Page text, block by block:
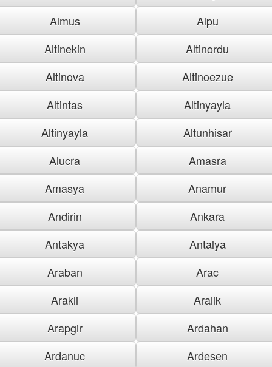
Almus
Alpu
Altinekin
Altinordu
Altinova
Altinoezue
Altintas
Altinyayla
Altinyayla
Altunhisar
Alucra
Amasra
Amasya
Anamur
Andirin
Ankara
Antakya
Antalya
Araban
Arac
Arakli
Aralik
Arapgir
Ardahan
Ardanuc
Ardesen